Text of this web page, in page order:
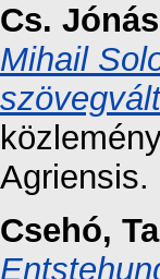
Cs.
Mihail
Agriensis.
Csehó,